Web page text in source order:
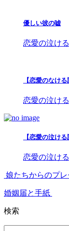
優しい彼の嘘
恋愛の泣け
【恋愛のなけ
恋愛の泣け
【恋愛の泣け
恋愛の泣け
娘たちからのプレ
婚姻届と手紙
検索